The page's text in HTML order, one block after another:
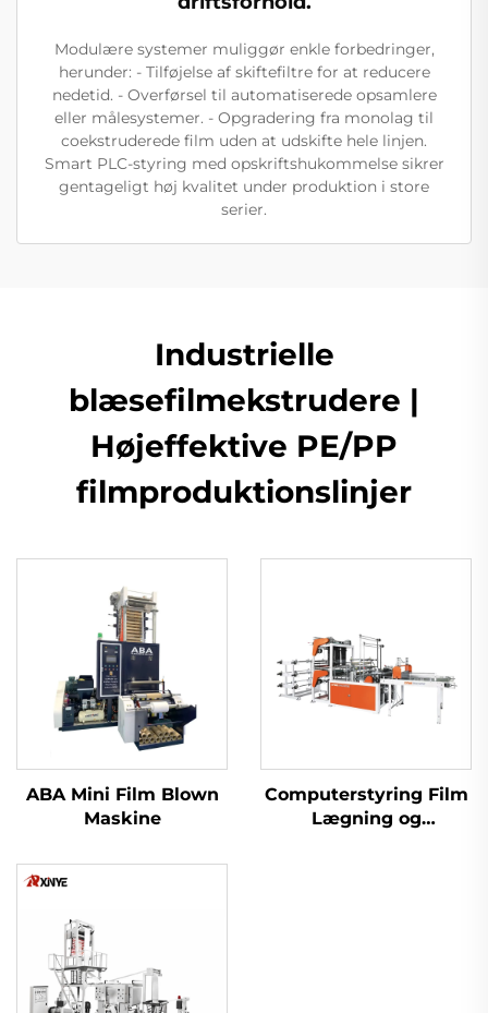
Modulære systemer muliggør enkle forbedringer,
herunder: - Tilføjelse af skiftefiltre for at reducere
nedetid. - Overførsel til automatiserede opsamlere
eller målesystemer. - Opgradering fra monolag til
coekstruderede film uden at udskifte hele linjen.
Smart PLC-styring med opskriftshukommelse sikrer
gentageligt høj kvalitet under produktion i store
serier.
Industrielle
blæsefilmekstrudere |
Højeffektive PE/PP
filmproduktionslinjer
ABA Mini Film Blown
Maskine
Computerstyring Film
Lægning og